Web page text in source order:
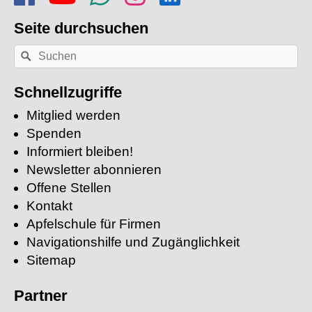
Seite durchsuchen
Nach
einem
suchen:
Suchen
Schnellzugriffe
Mitglied werden
Spenden
Informiert bleiben!
Newsletter abonnieren
Offene Stellen
Kontakt
Apfelschule für Firmen
Navigationshilfe und Zugänglichkeit
Sitemap
Partner